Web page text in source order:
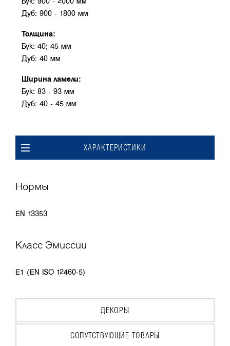
Дуб: 900 - 1800 мм
Толщина:
Бук: 40; 45 мм
Дуб: 40 мм
Ширина ламели:
Бук: 83 - 93 мм
Дуб: 40 - 45 мм
ХАРАКТЕРИСТИКИ
Нормы
EN 13353
Класс Эмиссии
E1 (EN ISO 12460-5)
ДЕКОРЫ
СОПУТСТВУЮЩИЕ ТОВАРЫ